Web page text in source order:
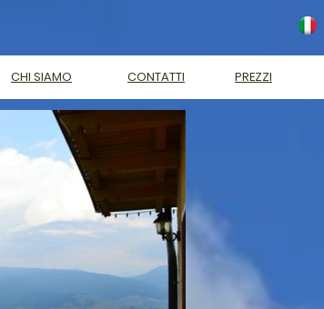
CHI SIAMO CONTATTI PREZZI